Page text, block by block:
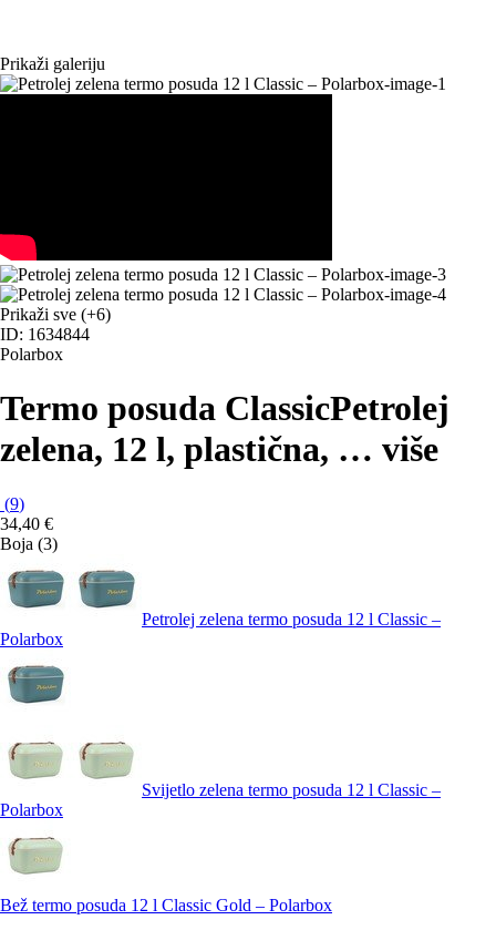
Prikaži galeriju
Prikaži sve (+6)
ID: 1634844
Polarbox
Termo posuda ClassicPetrolej
zelena, 12 l, plastična, … više
(9)
34,40 €
Boja (3)
Petrolej zelena termo posuda 12 l Classic –
Polarbox
Svijetlo zelena termo posuda 12 l Classic –
Polarbox
Bež termo posuda 12 l Classic Gold – Polarbox